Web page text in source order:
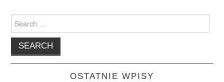
Search
for:
OSTATNIE WPISY